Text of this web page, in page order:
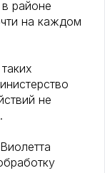
районе
на каждом
не